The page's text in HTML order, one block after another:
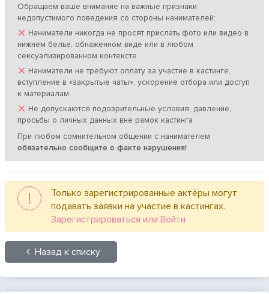
Обращаем ваше внимание на важные признаки
недопустимого поведения со стороны нанимателей:
× Наниматели никогда не просят прислать фото или видео в
нижнем белье, обнаженном виде или в любом
сексуализированном контексте
× Наниматели не требуют оплату за участие в кастинге,
вступление в «закрытые чаты», ускорение отбора или доступ
к материалам
× Не допускаются подозрительные условия, давление,
просьбы о личных данных вне рамок кастинга
При любом сомнительном общении с нанимателем
обязательно сообщите о факте нарушения!
!
Только зарегистрированные актёры могут
подавать заявки на участие в кастингах.
Зарегистрироваться или Войти
Назад к списку